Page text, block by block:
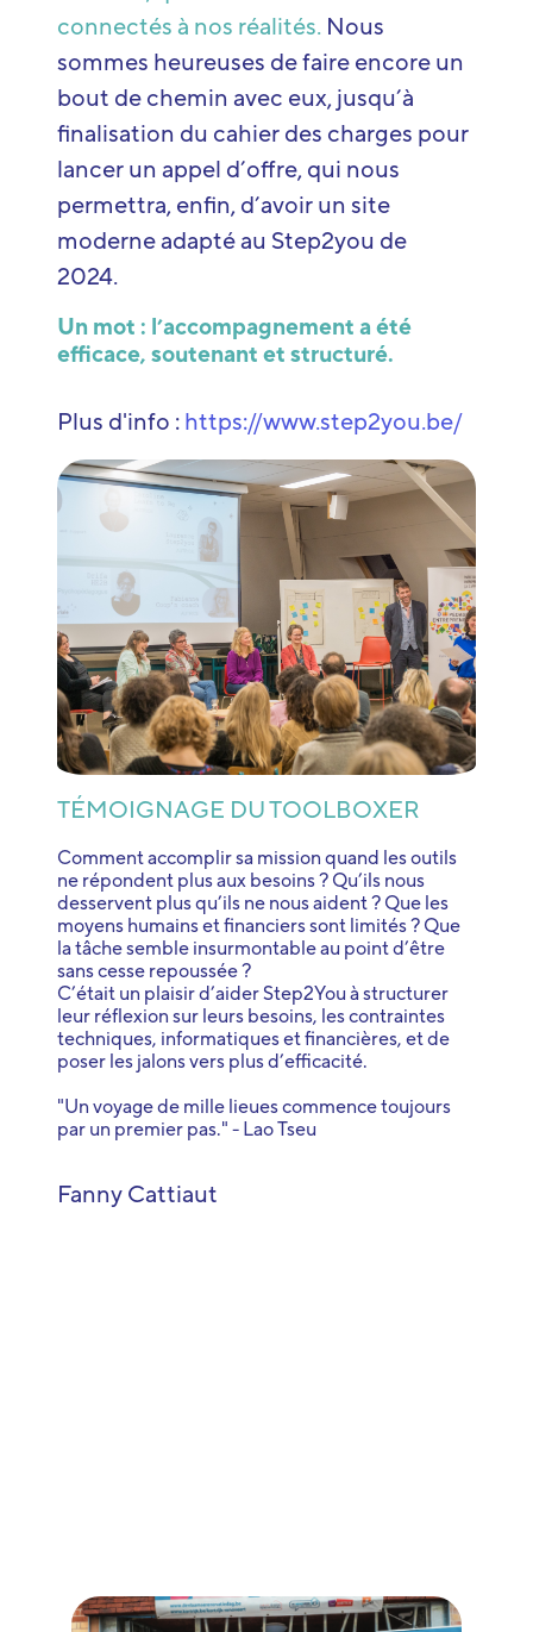
connectés à nos réalités.Nous
sommes heureuses de faire encore un
bout de chemin avec eux, jusqu’à
finalisation du cahier des charges pour
lancer un appel d’offre, qui nous
permettra, enfin, d’avoir un site
moderne adapté au Step2you de
2024.
Un mot : l’accompagnement a été
efficace, soutenant et structuré.
Plus d'info :https://www.step2you.be/
TÉMOIGNAGE DU TOOLBOXER
Comment accomplir sa mission quand les outils
ne répondent plus aux besoins ? Qu’ils nous
desservent plus qu’ils ne nous aident ? Que les
moyens humains et financiers sont limités ? Que
la tâche semble insurmontable au point d’être
sans cesse repoussée ?
C’était un plaisir d’aider Step2You à structurer
leur réflexion sur leurs besoins, les contraintes
techniques, informatiques et financières, et de
poser les jalons vers plus d’efficacité.
"Un voyage de mille lieues commence toujours
par un premier pas." - Lao Tseu
Fanny Cattiaut